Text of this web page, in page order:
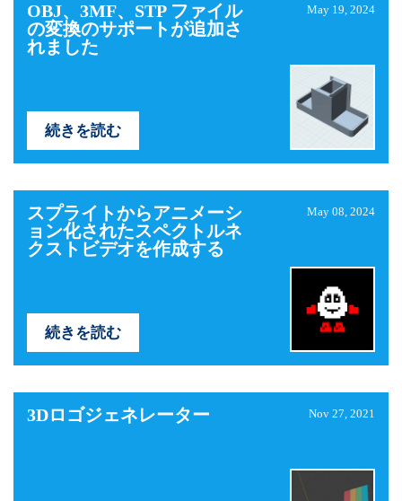
OBJ、3MF、STP ファイル
の変換のサポートが追加さ
れました
May 19, 2024
続きを読む
スプライトからアニメーシ
ョン化されたスペクトルネ
クストビデオを作成する
May 08, 2024
続きを読む
3Dロゴジェネレーター Nov 27, 2021